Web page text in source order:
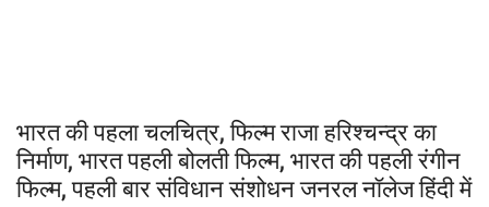
भारत की पहला चलचित्र, फिल्म राजा हरिश्चन्द्र का
निर्माण, भारत पहली बोलती फिल्म, भारत की पहली रंगीन
फिल्म, पहली बार संविधान संशोधन जनरल नॉलेज हिंदी में